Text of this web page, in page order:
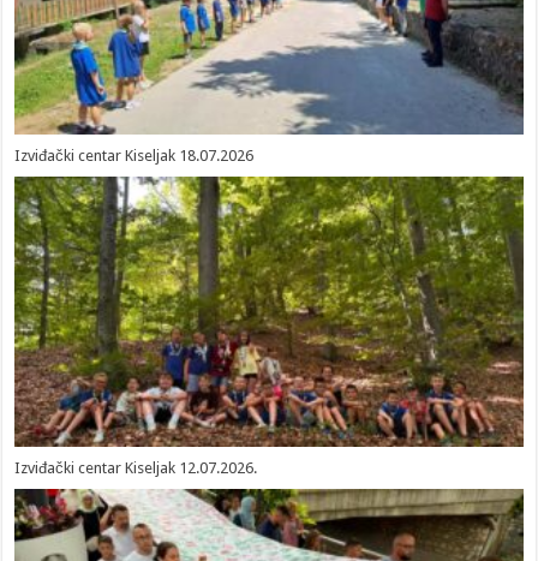
Izviđački centar Kiseljak 18.07.2026
Izviđački centar Kiseljak 12.07.2026.